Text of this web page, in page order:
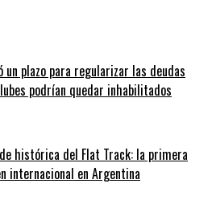
un plazo para regularizar las deudas
podrían quedar inhabilitados
histórica del Flat Track: la primera
internacional en Argentina